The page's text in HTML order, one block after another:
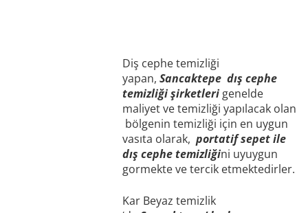
Diş cephe temizliği
yapan,Sancaktepe dış cephe
temizliği şirketleri genelde
maliyet ve temizliği yapılacak olan
bölgenin temizliği için en uygun
vasıta olarak,portatif sepet ile
dış cephe temizliğini uyuygun
gormekte ve tercik etmektedirler.
Kar Beyaz temizlik